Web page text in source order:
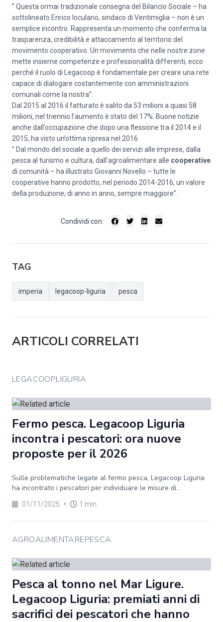
” Questa ormai tradizionale consegna del Bilancio Sociale – ha
sottolineato Enrico Ioculano, sindaco di Ventimiglia – non è un
semplice incontro. Rappresenta un momento che conferma la
trasparenza, credibilità e attaccamento al territorio del
movimento cooperativo. Un movimento che nelle nostre zone
mette insieme competenze e professionalità differenti, ecco
perché il ruolo di Legacoop è fondamentale per creare una rete
capace di dialogare costantemente con amministrazioni
comunali come la nostra”.
Dal 2015 al 2016 il fatturato è salito da 53 milioni a quasi 58
milioni, nel triennio l’aumento è stato del 17%. Buone notizie
anche dall’occupazione che dopo una flessione tra il 2014 e il
2015, ha visto un’ottima ripresa nel 2016.
” Dal mondo del sociale a quello dei servizi alle imprese, dalla
pesca al turismo e cultura, dall’agroalimentare alle cooperative
di comunità – ha illustrato Giovanni Novello – tutte le
cooperative hanno prodotto, nel periodo 2014-2016, un valore
della produzione, di anno in anno, sempre maggiore”.
Condividi con:
TAG
imperia legacoop-liguria pesca
ARTICOLI CORRELATI
LEGACOOPLIGURIA
Fermo pesca. Legacoop Liguria
incontra i pescatori: ora nuove
proposte per il 2026
Sulle problematiche legate al fermo pesca, Legacoop Liguria
ha incontrato i pescatori per individuare le misure di...
01/11/2025 • 1 min
AGROALIMENTAREPESCA
Pesca al tonno nel Mar Ligure.
Legacoop Liguria: premiati anni di
sacrifici dei pescatori che hanno